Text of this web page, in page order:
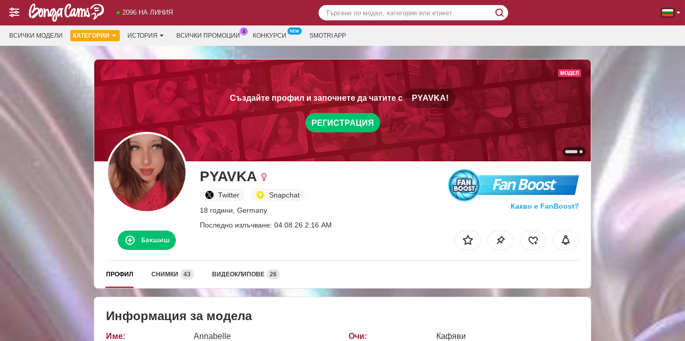
2096 НА ЛИНИЯ
ВСИЧКИ МОДЕЛИ КАТЕГОРИИ ИСТОРИЯ ВСИЧКИ ПРОМОЦИИ КОНКУРСИ SMOTRI APP
Създайте профил и започнете да чатите с PYAVKA!
РЕГИСТРАЦИЯ
PYAVKA
Twitter
Snapchat
18 години, Germany
Последно излъчване: 04.08.26 2:16 AM
Fan Boost
Какво е FanBoost?
Бакшиш
ПРОФИЛ СНИМКИ 43 ВИДЕОКЛИПОВЕ 26
Информация за модела
Име:
Annabelle
Очи:
Кафяви